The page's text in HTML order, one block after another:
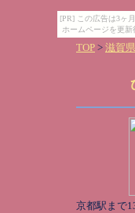
[PR] この広告は3ヶ
ホームページを更
TOP > 滋賀県
京都駅まで